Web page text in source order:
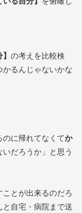
の考えを比較検
るんじゃないかな
のに帰れてなくてか
だろうか」と思う
ことが出来るのだろ
自宅・病院まで送